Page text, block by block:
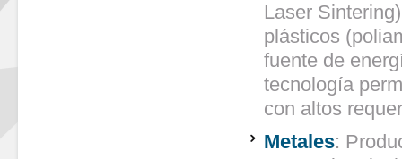
Laser
plásticos
fuente de
tecnología
con altos
Metales: